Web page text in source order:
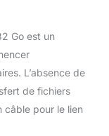
d'une
à
de 10 cm.
garantit
clairs et
Go est un
L’absence de
de fichiers
câble pour le lien